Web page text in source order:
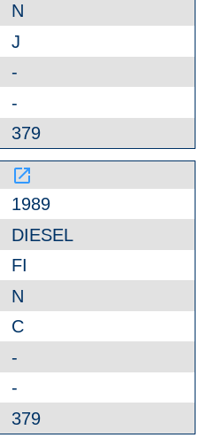
N
J
-
-
379
launch
1989
DIESEL
FI
N
C
-
-
379